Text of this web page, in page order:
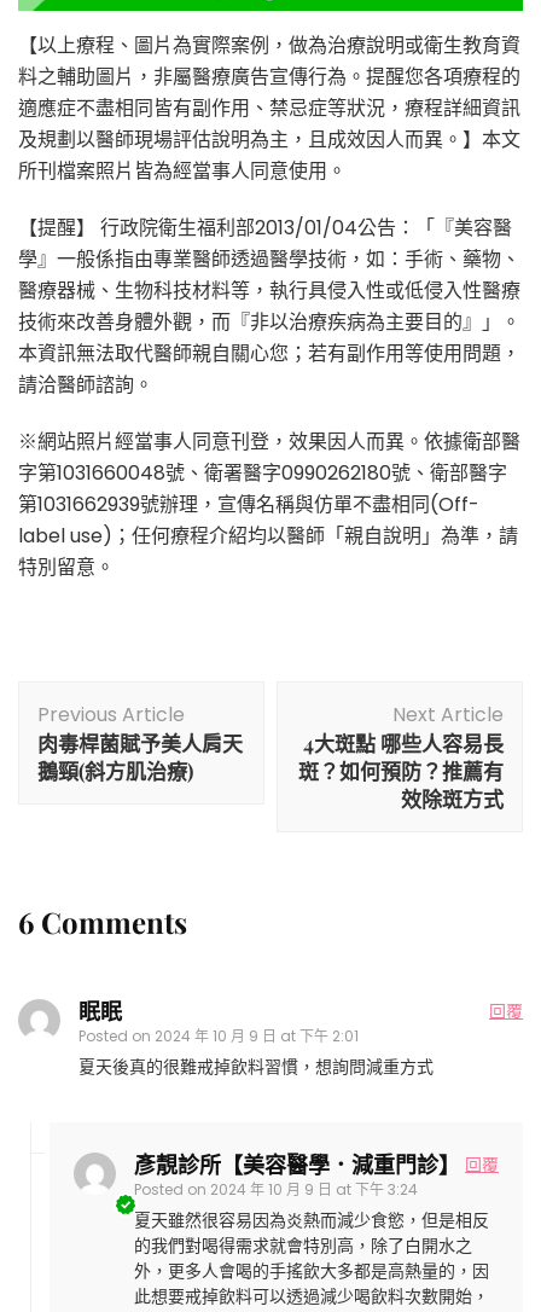
【以上療程、圖片為實際案例，做為治療說明或衛生教育資
料之輔助圖片，非屬醫療廣告宣傳行為。提醒您各項療程的
適應症不盡相同皆有副作用、禁忌症等狀況，療程詳細資訊
及規劃以醫師現場評估說明為主，且成效因人而異。】本文
所刊檔案照片皆為經當事人同意使用。
【提醒】 行政院衛生福利部2013/01/04公告：「『美容醫
學』一般係指由專業醫師透過醫學技術，如：手術、藥物、
醫療器械、生物科技材料等，執行具侵入性或低侵入性醫療
技術來改善身體外觀，而『非以治療疾病為主要目的』」。
本資訊無法取代醫師親自關心您；若有副作用等使用問題，
請洽醫師諮詢。
※網站照片經當事人同意刊登，效果因人而異。依據衛部醫
字第1031660048號、衛署醫字0990262180號、衛部醫字
第1031662939號辦理，宣傳名稱與仿單不盡相同(Off-
label use)；任何療程介紹均以醫師「親自說明」為準，請
特別留意。
Navigation
Previous Article
肉毒桿菌賦予美人肩天
鵝頸(斜方肌治療)
Next Article
4大斑點 哪些人容易長
斑？如何預防？推薦有
效除斑方式
6 Comments
眠眠
Posted on 2024 年 10 月 9 日 at 下午 2:01
回覆
夏天後真的很難戒掉飲料習慣，想詢問減重方式
彥靚診所【美容醫學．減重門診】
Posted on 2024 年 10 月 9 日 at 下午 3:24
回覆
夏天雖然很容易因為炎熱而減少食慾，但是相反
的我們對喝得需求就會特別高，除了白開水之
外，更多人會喝的手搖飲大多都是高熱量的，因
此想要戒掉飲料可以透過減少喝飲料次數開始，